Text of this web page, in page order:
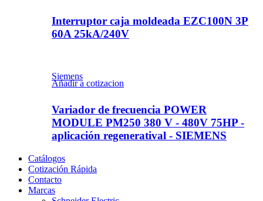
Interruptor caja moldeada EZC100N 3P
60A 25kA/240V
Siemens
Añadir a cotizacion
Variador de frecuencia POWER
MODULE PM250 380 V - 480V 75HP -
aplicación regeneratival - SIEMENS
Catálogos
Cotización Rápida
Contacto
Marcas